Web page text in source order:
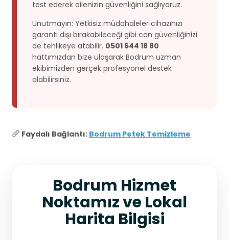
test ederek ailenizin güvenliğini sağlıyoruz.
Unutmayın: Yetkisiz müdahaleler cihazınızı
garanti dışı bırakabileceği gibi can güvenliğinizi
de tehlikeye atabilir. 0501 644 18 80
hattımızdan bize ulaşarak Bodrum uzman
ekibimizden gerçek profesyonel destek
alabilirsiniz.
Faydalı Bağlantı: Bodrum Petek Temizleme
Bodrum Hizmet
Noktamız ve Lokal
Harita Bilgisi